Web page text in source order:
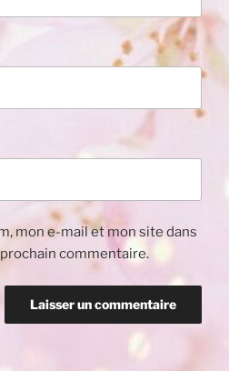
mon e-mail et mon site dans
commentaire.